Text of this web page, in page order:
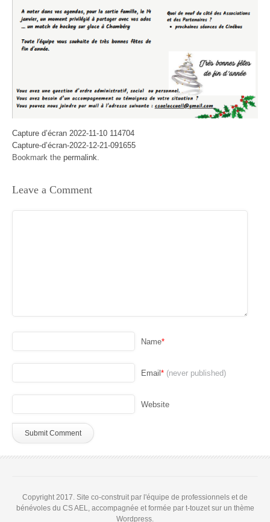
Capture d’écran 2022-11-10 114704
Capture-d’écran-2022-12-21-091655
Bookmark the permalink.
Leave a Comment
Name*
Email * (never published)
Website
Copyright 2017. Site co-construit par l'équipe de professionnels et de
bénévoles du CS AEL, accompagnée et formée par t-touzet sur un thème
Wordpress.